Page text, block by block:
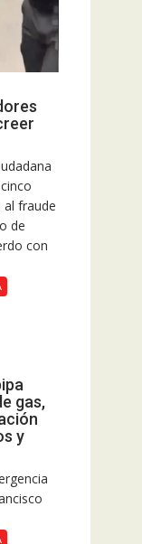
al fraude
de
con
gas,
y